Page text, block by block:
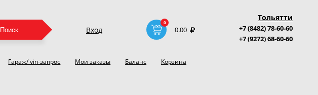
Поиск Вход
0
0.00
Тольятти
+7 (8482) 78-60-60
+7 (9272) 68-60-60
Гараж/ vin-запрос Мои заказы Баланс Корзина